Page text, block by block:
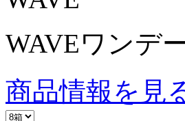
WAVEワンデ
商品情報を見